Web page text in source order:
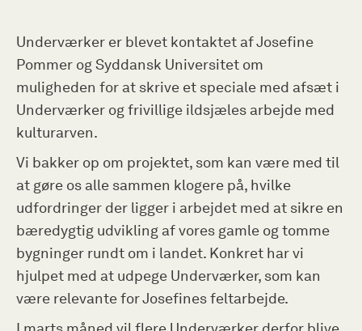
Underværker er blevet kontaktet af Josefine
Pommer og Syddansk Universitet om
muligheden for at skrive et speciale med afsæt i
Underværker og frivillige ildsjæles arbejde med
kulturarven.
Vi bakker op om projektet, som kan være med til
at gøre os alle sammen klogere på, hvilke
udfordringer der ligger i arbejdet med at sikre en
bæredygtig udvikling af vores gamle og tomme
bygninger rundt om i landet. Konkret har vi
hjulpet med at udpege Underværker, som kan
være relevante for Josefines feltarbejde.